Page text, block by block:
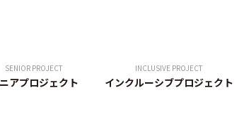
SENIOR PROJECT
アプロジェクト
INCLUSIVE PROJECT
インクルーシブプロジェクト